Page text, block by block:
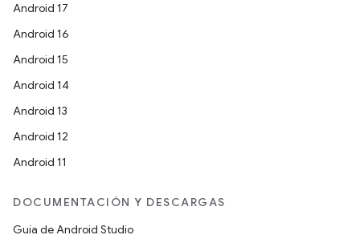
Android 17
Android 16
Android 15
Android 14
Android 13
Android 12
Android 11
DOCUMENTACIÓN Y DESCARGAS
Guía de Android Studio